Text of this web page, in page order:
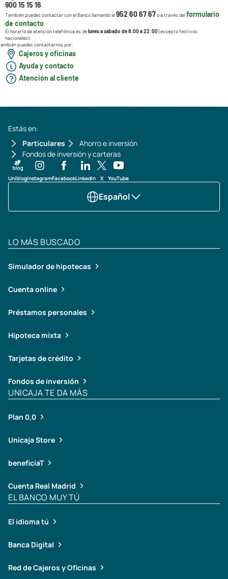
900 15 15 16
También puedes contactar con el Banco llamando al952 60 67 67o a través delformulario
de contacto
El horario de atención telefónica es de lunes a sábado de 8:00 a 22:00(excepto festivos
nacionales).
puedes contactarnos por:
Cajeros y oficinas
Ayuda y contacto
Atención al cliente
Estás en:
Particulares
Ahorro e inversión
Fondos de inversión y carteras
UniblogInstagramFacebookLinkedIn X YouTube
Español
LO MÁS BUSCADO
Simulador de hipotecas
Cuenta online
Préstamos personales
Hipoteca mixta
Tarjetas de crédito
Fondos de inversión
UNICAJA TE DA MÁS
Plan 0,0
Unicaja Store
beneficiaT
Cuenta Real Madrid
EL BANCO MUY TÚ
El idioma tú
Banca Digital
Red de Cajeros y Oficinas